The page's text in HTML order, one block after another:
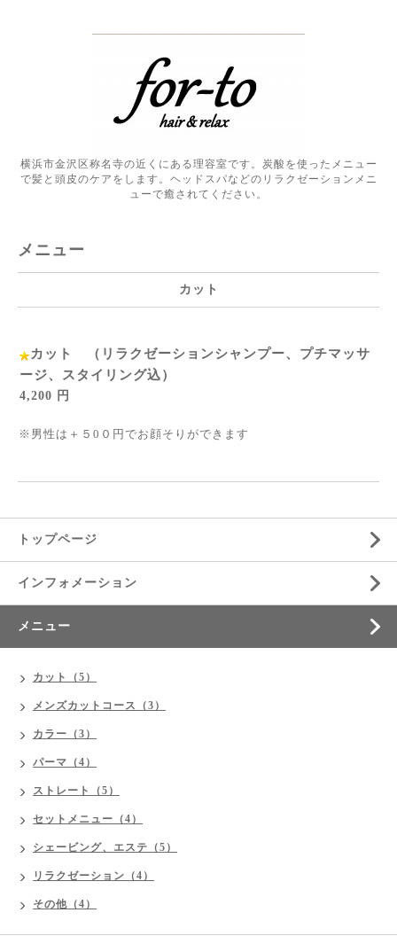
横浜市金沢区称名寺の近くにある理容室です。炭酸を使ったメニュー
で髪と頭皮のケアをします。ヘッドスパなどのリラクゼーションメニ
ューで癒されてください。
メニュー
カット
カット （リラクゼーションシャンプー、プチマッサ
ージ、スタイリング込）
4,200 円
※男性は＋５0０円でお顔そりができます
トップページ
インフォメーション
メニュー
カット（5）
メンズカットコース（3）
カラー（3）
パーマ（4）
ストレート（5）
セットメニュー（4）
シェービング、エステ（5）
リラクゼーション（4）
その他（4）